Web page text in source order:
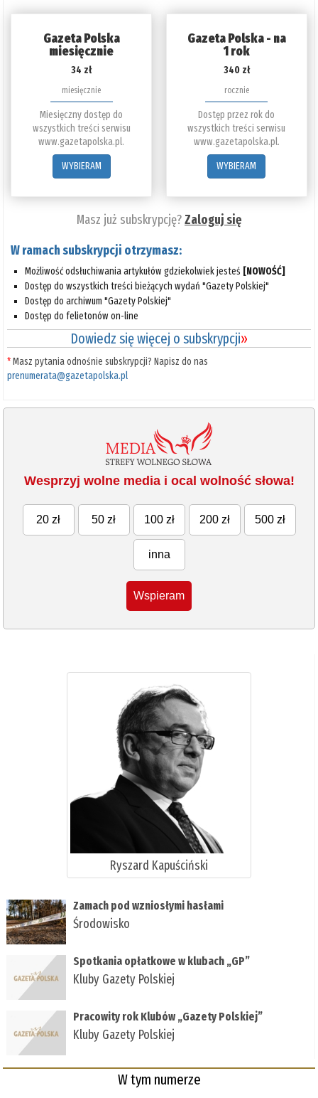
Gazeta Polska
miesięcznie
34 zł
miesięcznie
Miesięczny dostęp do
wszystkich treści serwisu
www.gazetapolska.pl.
WYBIERAM
Gazeta Polska - na
1 rok
340 zł
rocznie
Dostęp przez rok do
wszystkich treści serwisu
www.gazetapolska.pl.
WYBIERAM
Masz już subskrypcję?Zaloguj się
W ramach subskrypcji otrzymasz:
Możliwość odsłuchiwania artykułów gdziekolwiek jesteś [NOWOŚĆ]
Dostęp do wszystkich treści bieżących wydań "Gazety Polskiej"
Dostęp do archiwum "Gazety Polskiej"
Dostęp do felietonów on-line
Dowiedz się więcej o subskrypcji»
*Masz pytania odnośnie subskrypcji? Napisz do nas
prenumerata@gazetapolska.pl
Wesprzyj wolne media i ocal wolność słowa!
20 zł 50 zł 100 zł 200 zł 500 zł
inna
Wspieram
Ryszard Kapuściński
Zamach pod wzniosłymi hasłami
Środowisko
Spotkania opłatkowe w klubach „GP”
Kluby Gazety Polskiej
Pracowity rok Klubów „Gazety Polskiej”
Kluby Gazety Polskiej
W tym numerze